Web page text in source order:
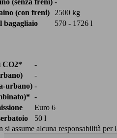
(con freni)
2500 kg
bagagliaio
570 - 1726 l
CO2*
-
-
urbano) -
-
Euro 6
50 l
si assume alcuna responsabilità per